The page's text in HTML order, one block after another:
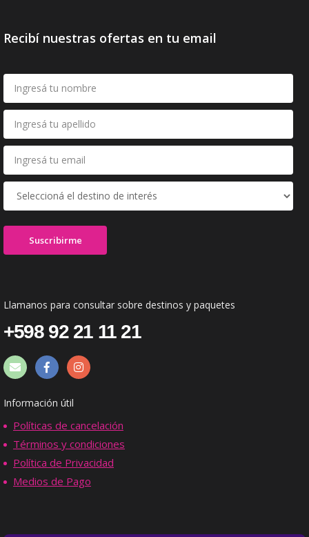
Recibí nuestras ofertas en tu email
Llamanos para consultar sobre destinos y paquetes
+598 92 21 11 21
Información útil
Políticas de cancelación
Términos y condiciones
Política de Privacidad
Medios de Pago